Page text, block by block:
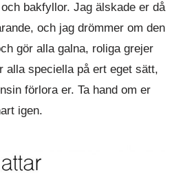
bakfyllor. Jag älskade er då
och jag drömmer om den
gör alla galna, roliga grejer
alla speciella på ert eget sätt,
förlora er. Ta hand om er
igen.